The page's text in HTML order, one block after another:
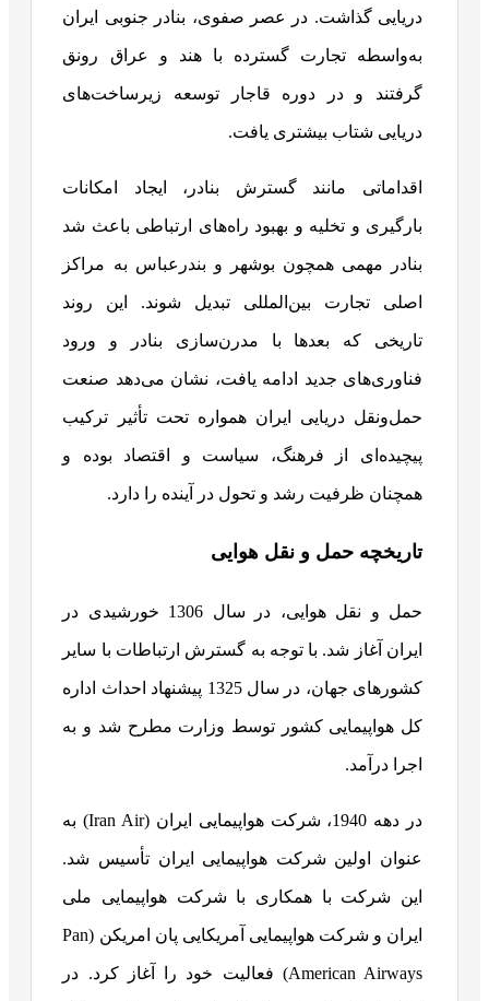
دریایی گذاشت. در عصر صفوی، بنادر جنوبی ایران
به‌واسطه تجارت گسترده با هند و عراق رونق
گرفتند و در دوره قاجار توسعه زیرساخت‌های
دریایی شتاب بیشتری یافت.
اقداماتی مانند گسترش بنادر، ایجاد امکانات
بارگیری و تخلیه و بهبود راه‌های ارتباطی باعث شد
بنادر مهمی همچون بوشهر و بندرعباس به مراکز
اصلی تجارت بین‌المللی تبدیل شوند. این روند
تاریخی که بعدها با مدرن‌سازی بنادر و ورود
فناوری‌های جدید ادامه یافت، نشان می‌دهد صنعت
حمل‌ونقل دریایی ایران همواره تحت تأثیر ترکیب
پیچیده‌ای از فرهنگ، سیاست و اقتصاد بوده و
همچنان ظرفیت رشد و تحول در آینده را دارد.
تاریخچه حمل و نقل هوایی
حمل و نقل هوایی، در سال 1306 خورشیدی در
ایران آغاز شد. با توجه به گسترش ارتباطات با سایر
کشورهای جهان، در سال 1325 پیشنهاد احداث اداره
کل هواپیمایی کشور توسط وزارت مطرح شد و به
اجرا درآمد.
در دهه 1940، شرکت هواپیمایی ایران (Iran Air) به
عنوان اولین شرکت هواپیمایی ایران تأسیس شد.
این شرکت با همکاری با شرکت هواپیمایی ملی
ایران و شرکت هواپیمایی آمریکایی پان امریکن (Pan
American Airways) فعالیت خود را آغاز کرد. در